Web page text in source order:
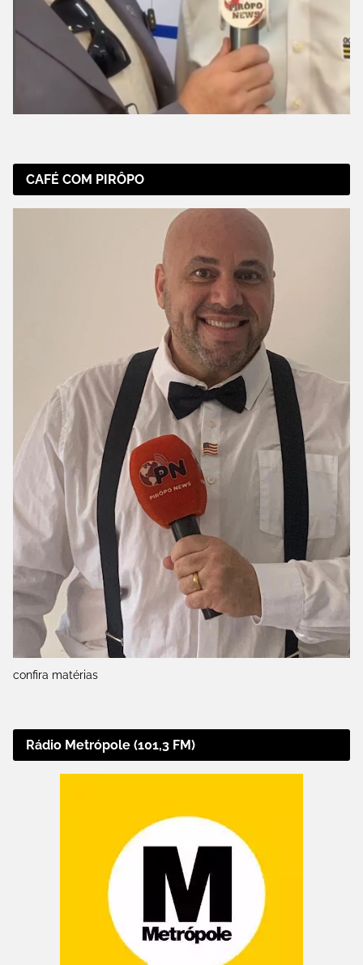
CAFÉ COM PIRÔPO
confira matérias
Rádio Metrópole (101,3 FM)